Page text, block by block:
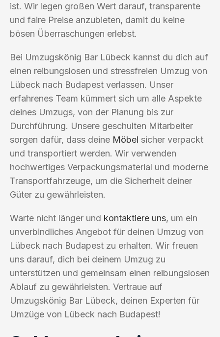
ist. Wir legen großen Wert darauf, transparente
und faire Preise anzubieten, damit du keine
bösen Überraschungen erlebst.
Bei Umzugskönig Bar Lübeck kannst du dich auf
einen reibungslosen und stressfreien Umzug von
Lübeck nach Budapest verlassen. Unser
erfahrenes Team kümmert sich um alle Aspekte
deines Umzugs, von der Planung bis zur
Durchführung. Unsere geschulten Mitarbeiter
sorgen dafür, dass deine Möbel sicher verpackt
und transportiert werden. Wir verwenden
hochwertiges Verpackungsmaterial und moderne
Transportfahrzeuge, um die Sicherheit deiner
Güter zu gewährleisten.
Warte nicht länger und kontaktiere uns, um ein
unverbindliches Angebot für deinen Umzug von
Lübeck nach Budapest zu erhalten. Wir freuen
uns darauf, dich bei deinem Umzug zu
unterstützen und gemeinsam einen reibungslosen
Ablauf zu gewährleisten. Vertraue auf
Umzugskönig Bar Lübeck, deinen Experten für
Umzüge von Lübeck nach Budapest!